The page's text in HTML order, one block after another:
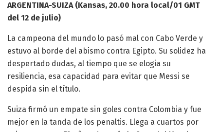
ARGENTINA-SUIZA (Kansas, 20.00 hora local/01 GMT
del 12 de julio)
La campeona del mundo lo pasó mal con Cabo Verde y
estuvo al borde del abismo contra Egipto. Su solidez ha
despertado dudas, al tiempo que se elogia su
resiliencia, esa capacidad para evitar que Messi se
despida sin el título.
Suiza firmó un empate sin goles contra Colombia y fue
mejor en la tanda de los penaltis. Llega a cuartos por